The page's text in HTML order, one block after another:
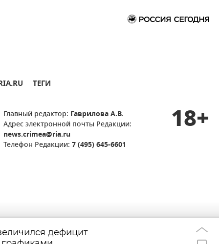
ТЕГИ
Главный редактор: Гаврилова А.В.
Адрес электронной почты Редакции:
news.crimea@ria.ru
Телефон Редакции: 7 (495) 645-6601
18+
дефицит
В Севастополе